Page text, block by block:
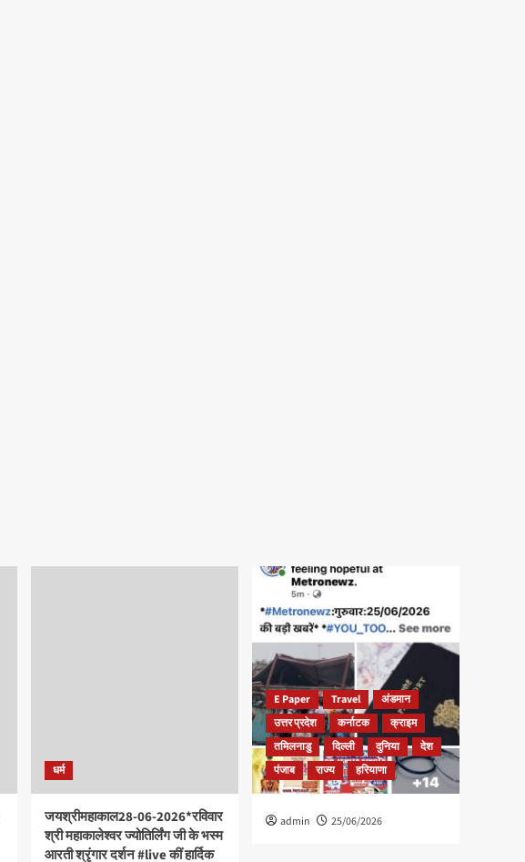
धर्म
जयश्रीमहाकाल28-06-2026*रविवार
श्री महाकालेश्वर ज्योतिर्लिंग जी के भस्म
आरती श्रृंगार दर्शन #live कीं हार्दिक
E Paper Travel
अंडमान
उत्तर प्रदेश
कर्नाटक
क्राइम
तमिलनाडु
दिल्ली दुनिया
देश
पंजाब
राज्य हरियाणा
admin 25/06/2026